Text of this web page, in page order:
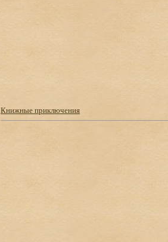
Книжные приключения